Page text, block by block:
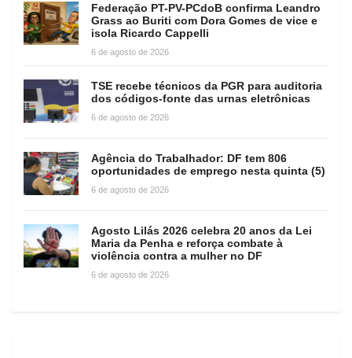
Federação PT-PV-PCdoB confirma Leandro
Grass ao Buriti com Dora Gomes de vice e
isola Ricardo Cappelli
6 de agosto de 2026
TSE recebe técnicos da PGR para auditoria
dos códigos-fonte das urnas eletrônicas
6 de agosto de 2026
Agência do Trabalhador: DF tem 806
oportunidades de emprego nesta quinta (5)
6 de agosto de 2026
Agosto Lilás 2026 celebra 20 anos da Lei
Maria da Penha e reforça combate à
violência contra a mulher no DF
6 de agosto de 2026